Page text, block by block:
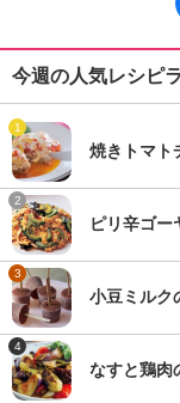
今週の人気レシピ
1
焼きトマト
2
ピリ辛ゴー
3
小豆ミルク
4
なすと鶏肉